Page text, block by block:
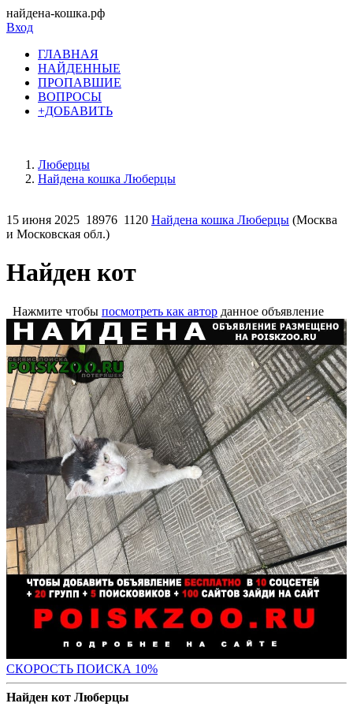
найдена-кошка.рф
Вход
ГЛАВНАЯ
НАЙДЕННЫЕ
ПРОПАВШИЕ
ВОПРОСЫ
+ДОБАВИТЬ
Люберцы
Найдена кошка Люберцы
15 июня 2025 18976 1120 Найдена кошка Люберцы (Москва
и Московская обл.)
Найден кот
Нажмите чтобы посмотреть как автор данное объявление
СКОРОСТЬ ПОИСКА 10%
Найден кот Люберцы